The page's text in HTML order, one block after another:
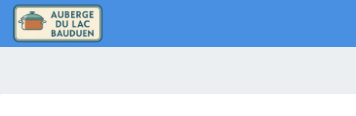
Passer
contenu